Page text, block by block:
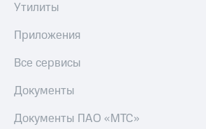
Утилиты
Приложения
Все сервисы
Документы
Документы ПАО «МТС»